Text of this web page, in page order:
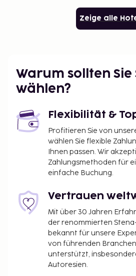
Zeige alle
Warum sollten Sie
wählen?
Flexibilität &
Profitieren Sie von
wählen Sie flexible
Ihnen passen. Wir
Zahlungsmethoden für
einfache Buchung.
Vertrauen
Mit über 30 Jahren
der renommierten
bekannt für unsere
von führenden
unterstützt,
Autoresien.